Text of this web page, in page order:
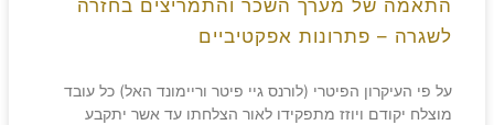
התאמה של מערך השכר והתמריצים בחזרה
לשגרה – פתרונות אפקטיביים
על פי העיקרון הפיטרי (לורנס גיי פיטר וריימונד האל) כל עובד
מוצלח יקודם ויוזז מתפקידו לאור הצלחתו עד אשר יתקבע